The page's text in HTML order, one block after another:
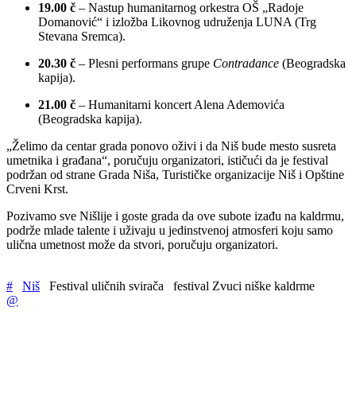
19.00 č – Nastup humanitarnog orkestra OŠ „Radoje
Domanović“ i izložba Likovnog udruženja LUNA (Trg
Stevana Sremca).
20.30 č – Plesni performans grupe Contradance (Beogradska
kapija).
21.00 č – Humanitarni koncert Alena Ademovića
(Beogradska kapija).
„Želimo da centar grada ponovo oživi i da Niš bude mesto susreta
umetnika i građana“, poručuju organizatori, ističući da je festival
podržan od strane Grada Niša, Turističke organizacije Niš i Opštine
Crveni Krst.
Pozivamo sve Nišlije i goste grada da ove subote izađu na kaldrmu,
podrže mlade talente i uživaju u jedinstvenoj atmosferi koju samo
ulična umetnost može da stvori, poručuju organizatori.
# Niš Festival uličnih svirača
festival Zvuci niške kaldrme
@